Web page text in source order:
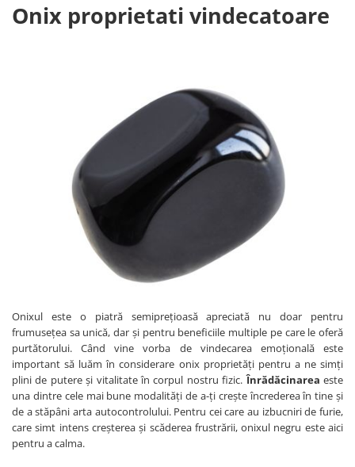
Onix proprietati vindecatoare
Onixul este o piatră semiprețioasă apreciată nu doar pentru
frumusețea sa unică, dar și pentru beneficiile multiple pe care le oferă
purtătorului. Când vine vorba de vindecarea emoțională este
important să luăm în considerare onix proprietăți pentru a ne simți
plini de putere și vitalitate în corpul nostru fizic.Înrădăcinarea este
una dintre cele mai bune modalități de a-ți crește încrederea în tine și
de a stăpâni arta autocontrolului. Pentru cei care au izbucniri de furie,
care simt intens creșterea și scăderea frustrării, onixul negru este aici
pentru a calma.